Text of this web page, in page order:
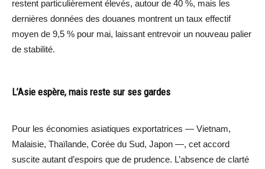
restent particulièrement élevés, autour de 40 %, mais les
dernières données des douanes montrent un taux effectif
moyen de 9,5 % pour mai, laissant entrevoir un nouveau palier
de stabilité.
L’Asie espère, mais reste sur ses gardes
Pour les économies asiatiques exportatrices — Vietnam,
Malaisie, Thaïlande, Corée du Sud, Japon —, cet accord
suscite autant d’espoirs que de prudence. L’absence de clarté